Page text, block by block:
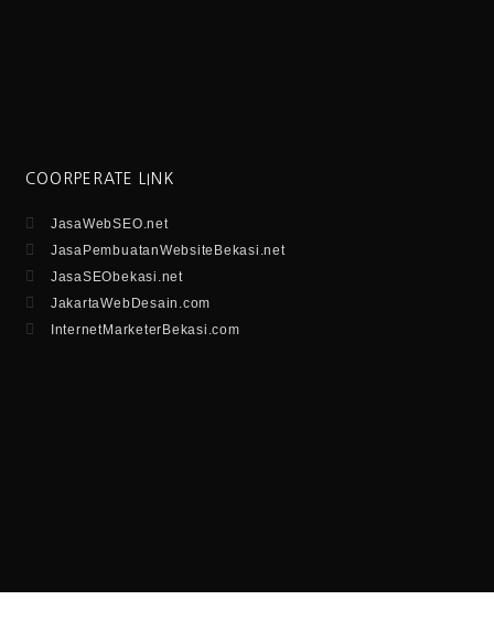
COORPERATE LINK
JasaWebSEO.net
JasaPembuatanWebsiteBekasi.net
JasaSEObekasi.net
JakartaWebDesain.com
InternetMarketerBekasi.com